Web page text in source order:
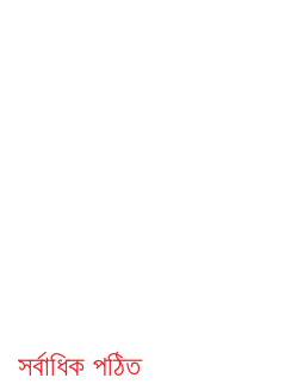
সর্বাধিক পঠিত